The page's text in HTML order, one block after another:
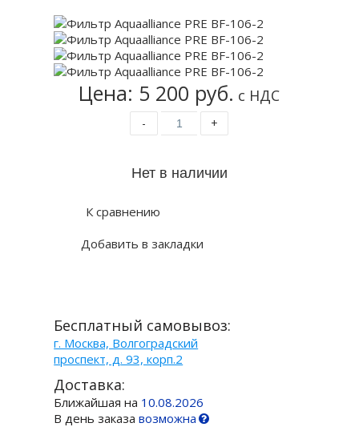
Цена: 5 200 руб. с НДС
- +
К сравнению
Добавить в закладки
Бесплатный самовывоз:
г. Москва, Волгоградский
проспект, д. 93, корп.2
Доставка:
Ближайшая на 10.08.2026
В день заказавозможна